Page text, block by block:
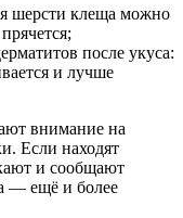
шерсти клеща можно
после укуса:
и лучше
внимание на
Если находят
и сообщают
— ещё и более